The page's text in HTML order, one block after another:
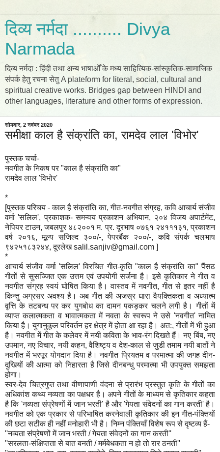
दिव्य नर्मदा .......... Divya
Narmada
दिव्य नर्मदा : हिंदी तथा अन्य भाषाओँ के मध्य साहित्यिक-सांस्कृतिक-सामाजिक
संपर्क हेतु रचना सेतु A plateform for literal, social, cultural and
spiritual creative works. Bridges gap between HINDI and
other languages, literature and other forms of expression.
सोमवार, 2 नवंबर 2020
समीक्षा काल है संक्रांति का, रामदेव लाल 'विभोर'
पुस्तक चर्चा-
नवगीत के निकष पर "काल है संक्रांति का"
रामदेव लाल 'विभोर'
*
[पुस्तक परिचय - काल है संक्रांति का, गीत-नवगीत संग्रह, कवि आचार्य संजीव
वर्मा 'सलिल', प्रकाशक- समन्वय प्रकाशन अभियान, २०४ विजय अपार्टमेंट,
नेपियर टाउन, जबलपुर ४८२००१ म. प्र. दूरभाष ०७६१ २४१११३१, प्रकाशन
वर्ष २०१६, मूल्य सजिल्द ३००/-, पेपरबैंक २००/-, कवि संपर्क चलभाष
९४२५१८३२४४, दूरलेख salil.sanjiv@gmail.com ]
*
आचार्य संजीव वर्मा 'सलिल' विरचित गीत-कृति "काल है संक्रांति का" पैंसठ
गीतों से सुसज्जित एक उत्तम एवं उपयोगी सर्जना है। इसे कृतिकार ने गीत व
नवगीत संग्रह स्वयं घोषित किया है। वास्तव में नवगीत, गीत से इतर नहीं है
किन्तु अग्रसर अवश्य है। अब गीत की अजस्र धारा वैयक्तिकता व अध्यात्म
वृत्ति के तटबन्ध पर कर युगबोध का दामन पकड़कर चलने लगी है। गीतों में
व्याप्त कलात्मकता व भावात्मकता में नवता के स्वरूप ने उसे 'नवगीत' नामित
किया है। युगानुकूल परिवर्तन हर क्षेत्र में होता आ रहा है। अत:, गीतों में भी हुआ
है। नवगीत में गीत के कलेवर में नयी कविता के भाव-रंग दिखते हैं। नए बिंब, नए
उपमान, नए विचार, नयी कहन, वैशिष्ट्य व देश-काल से जुडी तमाम नयी बातों ने
नवगीत में भरपूर योगदान दिया है। नवगीत प्रियतम व परमात्मा की जगह दीन-
दुखियों की आत्मा को निहारता है जिसे दीनबन्धु परमात्मा भी उपयुक्त समझता
होगा।
स्वर-देव चित्रगुप्त तथा वीणापाणी वंदना से प्रारंभ प्रस्तुत कृति के गीतों का
अधिकांश कथ्य नव्यता का पक्षधर है। अपने गीतों के माध्यम से कृतिकार कहता
है कि 'नव्यता संप्रेषणों में जान भरती' है और 'गेयता संवेदनों का गान करती' है।
नवगीत को एक प्रकार से परिभाषित करनेवाली कृतिकार की इन गीत-पंक्तियों
की छटा सटीक ही नहीं मनोहारी भी है। निम्न पंक्तियाँ विशेष रूप से दृष्टव्य हैं-
''नव्यता संप्रेषणों में जान भरती / गेयता संवेदनों का गान करती''
''सरलता-संक्षिप्तता से बात बनती / मर्मबेधकता न हो तो रार ठनती''